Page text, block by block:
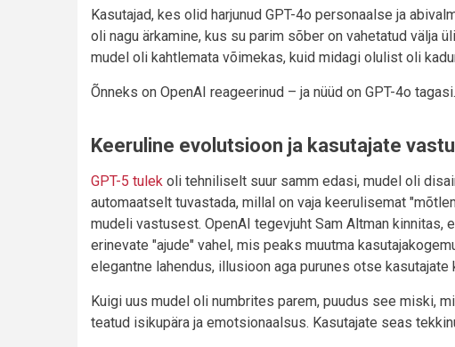
Kasutajad, kes olid harjunud GPT-4o personaalse ja
oli nagu ärkamine, kus su parim sõber on vahetatud välja
mudel oli kahtlemata võimekas, kuid midagi olulist oli
Õnneks on OpenAI reageerinud – ja nüüd on GPT-4o tagasi.
Keeruline evolutsioon ja kasutajate
GPT-5 tulek oli tehniliselt suur samm edasi, mudel oli
automaatselt tuvastada, millal on vaja keerulisemat
mudeli vastusest. OpenAI tegevjuht Sam Altman kinnitas,
erinevate "ajude" vahel, mis peaks muutma
elegantne lahendus, illusioon aga purunes otse kasutajate
Kuigi uus mudel oli numbrites parem, puudus see miski,
teatud isikupära ja emotsionaalsus. Kasutajate seas